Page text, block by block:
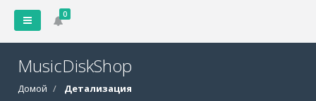
0
MusicDiskShop
Домой Детализация